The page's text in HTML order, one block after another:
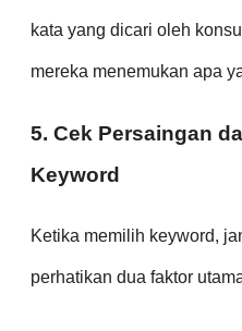
kata yang dicari oleh
mereka menemukan apa
5. Cek Persaingan
Keyword
Ketika memilih keyword,
perhatikan dua faktor